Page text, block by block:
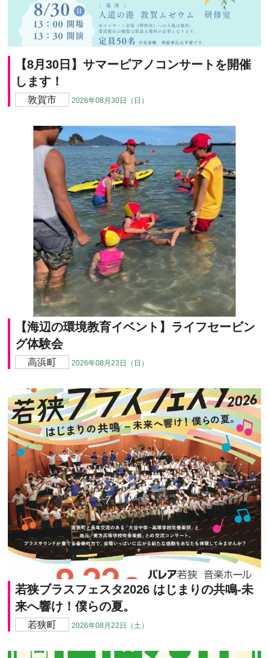
【8月30日】サマーピアノコンサートを開催
します！
敦賀市 2026年08月30日（日）
【海辺の環境教育イベント】ライフセービン
グ体験会
高浜町 2026年08月23日（日）
若狭ブラスフェスタ2026 はじまりの共鳴-未
来へ響け！僕らの夏。
若狭町 2026年08月22日（土）